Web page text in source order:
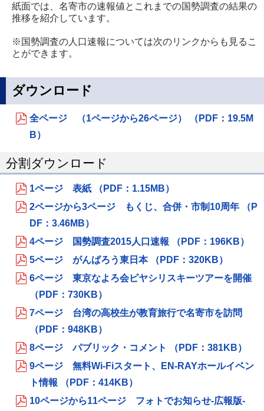
紙面では、名寄市の速報値とこれまでの国勢調査の結果の
推移を紹介しています。
※国勢調査の人口速報については次のリンクからも見るこ
とができます。
ダウンロード
全ページ （1ページから26ページ） （PDF：19.5M
B）
分割ダウンロード
1ページ 表紙 （PDF：1.15MB）
2ページから3ページ もくじ、合併・市制10周年 （P
DF：3.46MB）
4ページ 国勢調査2015人口速報 （PDF：196KB）
5ページ がんばろう東日本 （PDF：320KB）
6ページ 東京なよろ会ピヤシリスキーツアーを開催
（PDF：730KB）
7ページ 台湾の高校生が教育旅行で名寄市を訪問
（PDF：948KB）
8ページ パブリック・コメント （PDF：381KB）
9ページ 無料Wi-Fiスタート、EN-RAYホールイベン
ト情報 （PDF：414KB）
10ページから11ページ フォトでお知らせ‐広報版‐